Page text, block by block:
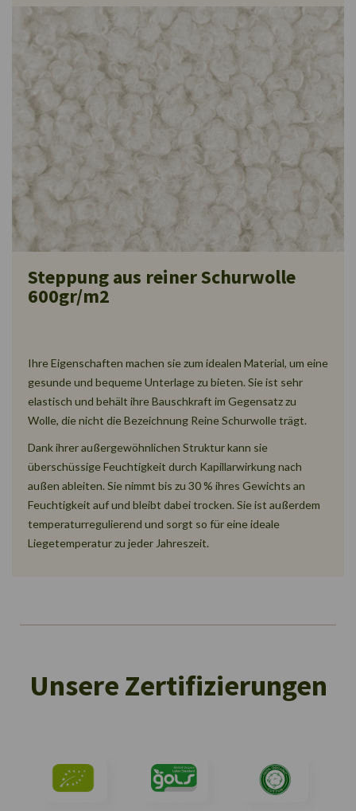
Steppung aus reiner Schurwolle
600gr/m2
Ihre Eigenschaften machen sie zum idealen Material, um eine
gesunde und bequeme Unterlage zu bieten. Sie ist sehr
elastisch und behält ihre Bauschkraft im Gegensatz zu
Wolle, die nicht die Bezeichnung Reine Schurwolle trägt.
Dank ihrer außergewöhnlichen Struktur kann sie
überschüssige Feuchtigkeit durch Kapillarwirkung nach
außen ableiten. Sie nimmt bis zu 30 % ihres Gewichts an
Feuchtigkeit auf und bleibt dabei trocken. Sie ist außerdem
temperaturregulierend und sorgt so für eine ideale
Liegetemperatur zu jeder Jahreszeit.
Unsere Zertifizierungen